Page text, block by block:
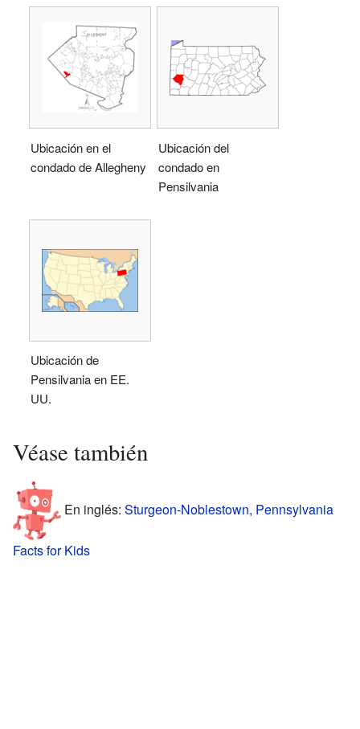
Ubicación en el
condado de Allegheny
Ubicación del
condado en
Pensilvania
Ubicación de
Pensilvania en EE.
UU.
Véase también
En inglés: Sturgeon-Noblestown, Pennsylvania
Facts for Kids